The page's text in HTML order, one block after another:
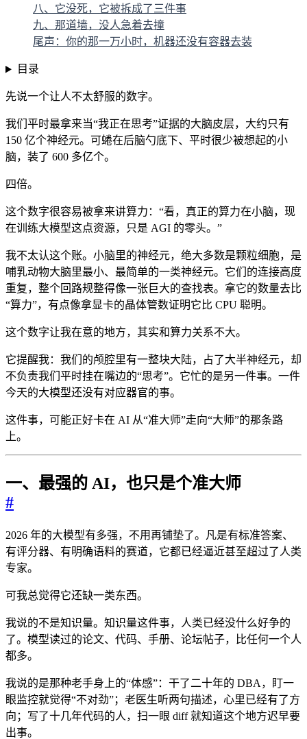
八、它没死，它被拆成了三件事
九、那道墙，没人急着去撞
尾声：你的那一万小时，机器还没有容器去装
目录
先说一个让人不太舒服的数字。
我们平时最拿来当“我正在思考”证据的大脑皮层，大约只有
150 亿个神经元。可蜷在后脑勺底下、平时很少被想起的小
脑，装了 600 多亿个。
四倍。
这个数字很容易被拿来讲算力：“看，真正的算力在小脑，现
在训练大模型这点资源，只是 AGI 的零头。”
我不太认这个账。小脑里的神经元，绝大多数是颗粒细胞，是
哺乳动物大脑里最小、最简单的一类神经元。它们的连接高度
重复，整个回路规整得像一张巨大的查找表。拿它的数量去比
“算力”，有点像拿显卡的晶体管数证明它比 CPU 聪明。
这个数字让我在意的地方，其实和算力关系不大。
它提醒我：我们的颅腔里有一整块大陆，占了大半神经元，却
不负责我们平时挂在嘴边的“思考”。它忙的是另一件事。一件
今天的大模型还没有对应器官的事。
这件事，可能正好卡在 AI 从“准大师”走向“大师”的那条路
上。
一、最强的 AI，也只是个准大师
#
2026 年的大模型有多强，不用再铺垫了。凡是有标准答案、
有评分器、有明确语料的赛道，它都已经逼近甚至超过了人类
专家。
可我总觉得它还缺一类东西。
我说的不是知识量。知识量这件事，人类已经没什么好争的
了。模型读过的论文、代码、手册、论坛帖子，比任何一个人
都多。
我说的是那种老手身上的“体感”：干了二十年的 DBA，盯一
眼监控就觉得“不对劲”；老医生听两句描述，心里已经有了方
向；写了十几年代码的人，扫一眼 diff 就知道这个地方迟早要
出事。